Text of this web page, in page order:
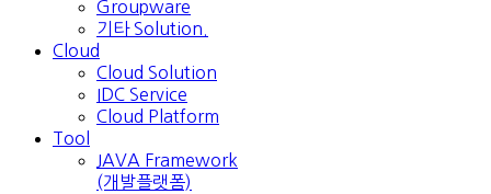
Groupware
기타 Solution.
Cloud
Cloud Solution
IDC Service
Cloud Platform
Tool
JAVA Framework
(개발플랫폼)